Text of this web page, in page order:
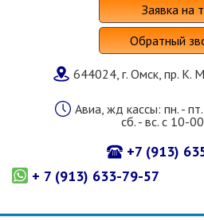
Заявка на
Обратный
644024, г. Омск, пр. К.
Авиа, жд кассы: пн. -
сб. - вс. с 10-
+7 (913)
+ 7 (913) 633-79-57